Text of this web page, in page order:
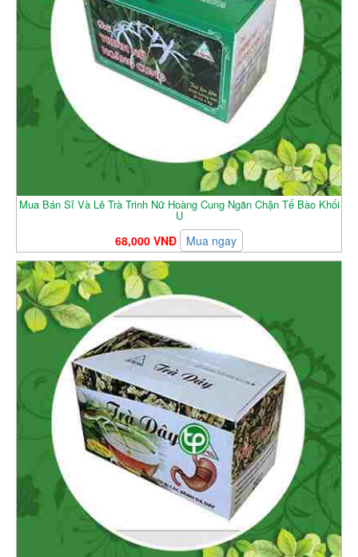
Mua Bán Sỉ Và Lẻ Trà Trinh Nữ Hoàng Cung Ngăn Chặn Tế Bào Khối
U
68,000 VNĐ Mua ngay